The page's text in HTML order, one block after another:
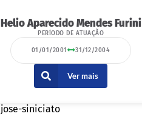
Helio Aparecido Mendes Furini
PERÍODO DE ATUAÇÃO
01/01/2001 31/12/2004
Ver mais